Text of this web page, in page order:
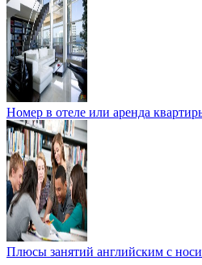
Номер в отеле или аренда
Плюсы занятий английским с